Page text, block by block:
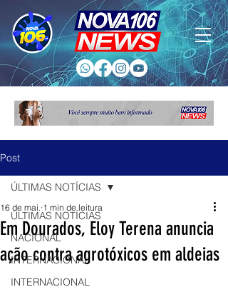
Post
ÚLTIMAS NOTÍCIAS
NACIONAL
INTERNACIONAL
INTERNACIONAL
ÚLTIMAS NOTÍCIAS
Em Dourados, Eloy Terena anuncia
ação contra agrotóxicos em aldeias
16 de mai. 1 min de leitura